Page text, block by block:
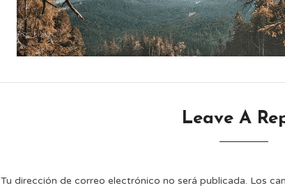
Leave A
Tu dirección de correo electrónico no será publicada. Los